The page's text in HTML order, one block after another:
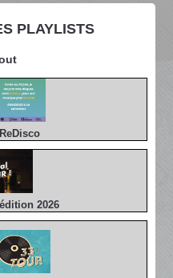
PLAYLISTS
2026